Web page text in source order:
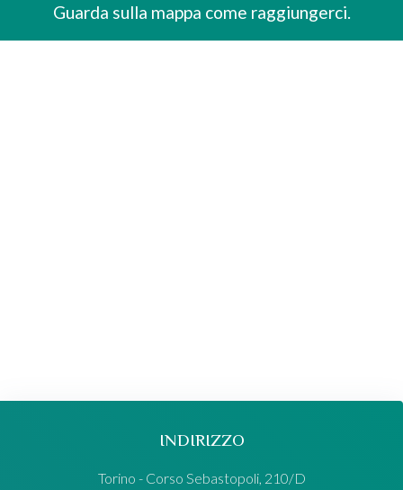
Guarda sulla mappa come raggiungerci.
INDIRIZZO
Torino - Corso Sebastopoli, 210/D